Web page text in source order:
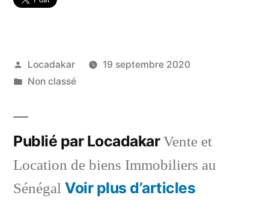
Publié
par
Locadakar
19 septembre 2020
Publié
Non classé
Publié par LocadakarVente et
Location de biens Immobiliers au
Sénégal Voir plus d’articles